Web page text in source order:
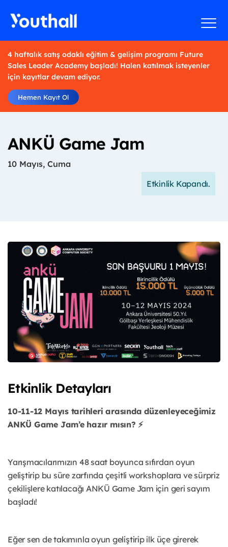
4 haftalık satış odaklı eğitim & gelişim programı Future
Sales Leader Academy başladı! Halen katılmak isteyenler
için kayıtlar devam ediyor.
Hemen Kayıt Ol
ANKÜ Game Jam
10 Mayıs, Cuma
Etkinlik Kapandı.
Etkinlik Detayları
10-11-12 Mayıs tarihleri arasında düzenleyeceğimiz
ANKÜ Game Jam’e hazır mısın? ⚡
Yarışmacılarımızın 48 saat boyunca sıfırdan oyun
geliştirip bu süre zarfında çeşitli workshoplara ve sürpriz
çekilişlere katılacağı ANKÜ Game Jam için geri sayım
başladı!
Eğer sen de takımınla oyun geliştirip ilk üçe girerek